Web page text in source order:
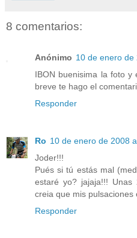
8 comentarios:
Anónimo 10 de enero de
IBON buenisima la foto
breve te hago el
Responder
Ro 10 de enero de 2008
Joder!!!
Pués si tú estás mal
estaré yo? jajaja!!! Unas
creia que mis pulsaciones
Responder